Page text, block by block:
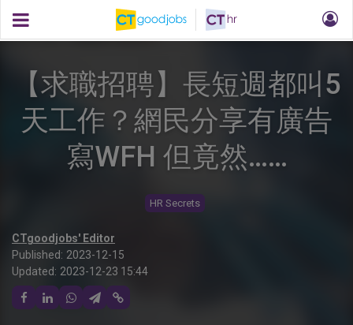
【求職招聘】長短週都叫5
天工作？網民分享有廣告
寫WFH 但竟然……
HR Secrets
CTgoodjobs' Editor
Published: 2023-12-15
Updated: 2023-12-23 15:44